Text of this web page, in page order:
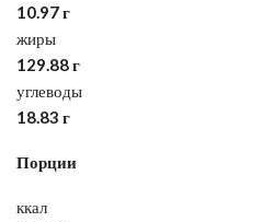
10.97 г
жиры
129.88 г
углеводы
18.83 г
Порции
ккал